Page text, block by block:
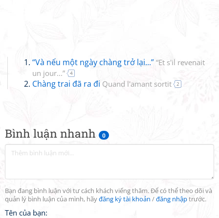
Bình luận nhanh 0
Bạn đang bình luận với tư cách khách viếng thăm. Để có thể theo dõi và
quản lý bình luận của mình, hãyđăng ký tài khoản /đăng nhậptrước.
Tên của bạn:
“Và nếu một ngày chàng trở lại...” “Et s'il revenait
un jour...”
4
Chàng trai đã ra đi Quand l'amant sortit 2